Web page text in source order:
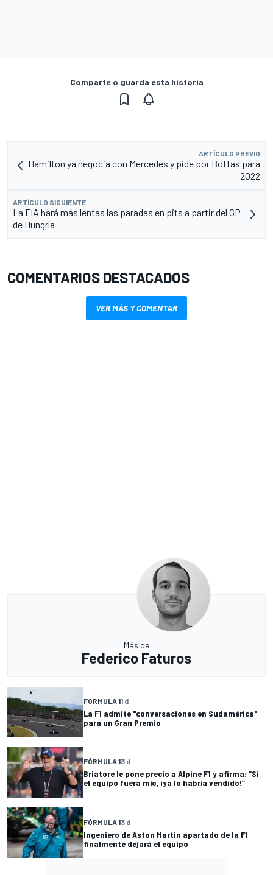
Comparte o guarda esta historia
ARTÍCULO PREVIO
Hamilton ya negocia con Mercedes y pide por Bottas para
2022
ARTÍCULO SIGUIENTE
La FIA hará más lentas las paradas en pits a partir del GP
de Hungría
COMENTARIOS DESTACADOS
VER MÁS Y COMENTAR
Más de
Federico Faturos
FÓRMULA 11 d
La F1 admite "conversaciones en Sudamérica"
para un Gran Premio
FÓRMULA 13 d
Briatore le pone precio a Alpine F1 y afirma: “Si
el equipo fuera mío, ¡ya lo habría vendido!”
FÓRMULA 13 d
Ingeniero de Aston Martin apartado de la F1
finalmente dejará el equipo